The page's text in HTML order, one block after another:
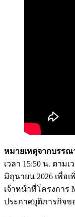
หมายเหตุจากบรรณ
เวลา 15:50 น. ตาม
มิถุนายน 2026 เพื่อ
เจ้าหน้าที่โครงการ
ประกาศยุติภารกิจข